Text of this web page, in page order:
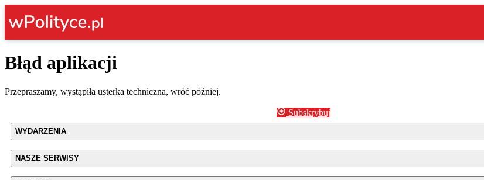
Błąd aplikacji
Przepraszamy, wystąpiła usterka techniczna, wróć później.
Subskrybuj
WYDARZENIA
NASZE SERWISY